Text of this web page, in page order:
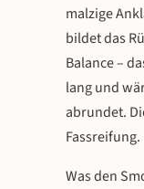
malzige
bildet das
Balance –
lang und
abrundet.
Fassreifung.
Was den